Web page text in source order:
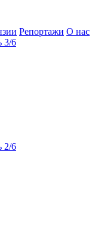
Репортажи О нас
3/6
2/6